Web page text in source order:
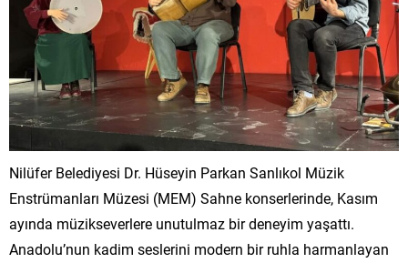
Nilüfer Belediyesi Dr. Hüseyin Parkan Sanlıkol Müzik
Enstrümanları Müzesi (MEM) Sahne konserlerinde, Kasım
ayında müzikseverlere unutulmaz bir deneyim yaşattı.
Anadolu’nun kadim seslerini modern bir ruhla harmanlayan